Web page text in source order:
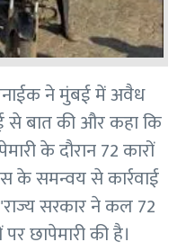
ने मुंबई में अवैध
से बात की और कहा कि
के दौरान 72 कारों
के समन्वय से कार्रवाई
सरकार ने कल 72
छापेमारी की है।